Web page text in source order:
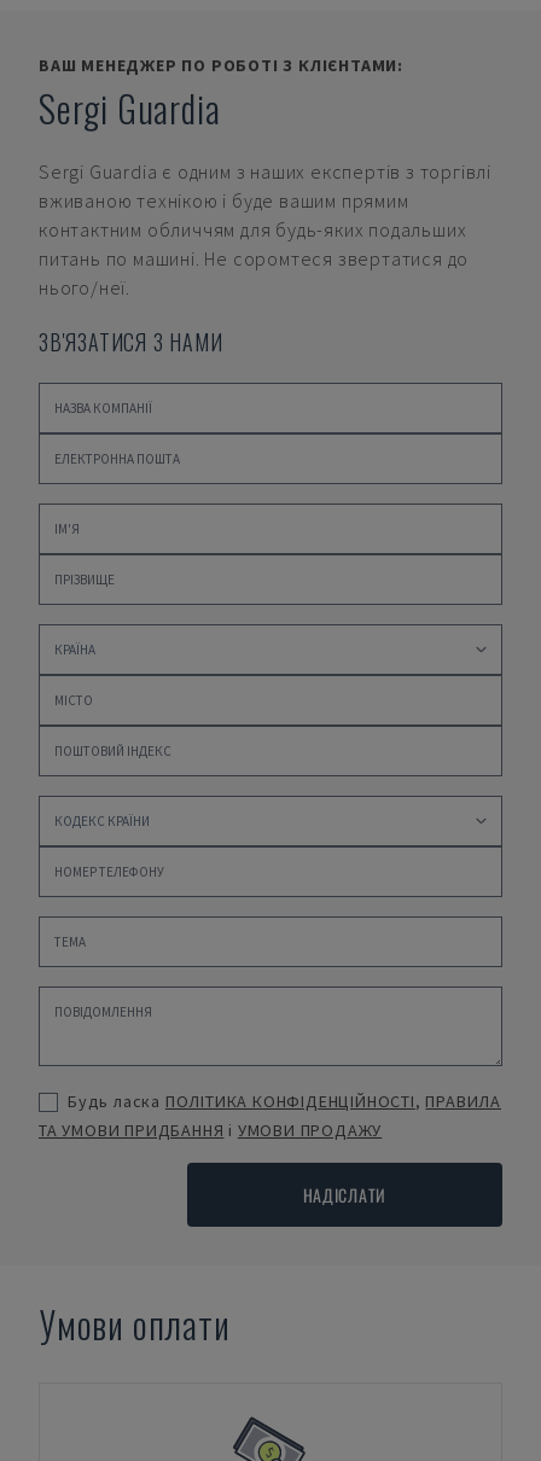
ВАШ МЕНЕДЖЕР ПО РОБОТІ З КЛІЄНТАМИ:
Sergi Guardia
Sergi Guardia є одним з наших експертів з торгівлі
вживаною технікою і буде вашим прямим
контактним обличчям для будь-яких подальших
питань по машині. Не соромтеся звертатися до
нього/неї.
ЗВ'ЯЗАТИСЯ З НАМИ
Будь ласка ПОЛІТИКА КОНФІДЕНЦІЙНОСТІ, ПРАВИЛА
ТА УМОВИ ПРИДБАННЯ і УМОВИ ПРОДАЖУ
НАДІСЛАТИ
Умови оплати